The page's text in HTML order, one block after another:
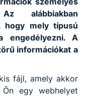
alábbiakban
hogy mely típusú
engedélyezni. A
információkat a
fájl, amely akkor
egy webhelyet